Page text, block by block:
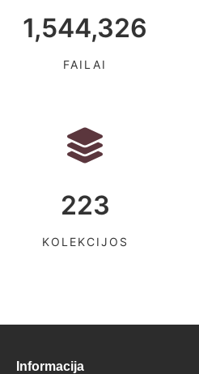
1,544,326
FAILAI
223
KOLEKCIJOS
Informacija